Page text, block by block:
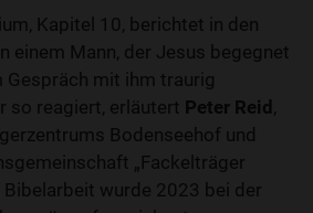
Kapitel 10, berichtet in den
einem Mann, der Jesus begegnet
Gespräch mit ihm traurig
so reagiert, erläutert Peter Reid ,
Bodenseehof und
„Fackelträger
Bibelarbeit wurde 2023 bei der